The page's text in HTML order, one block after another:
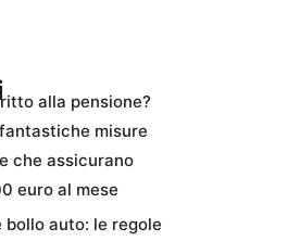
alla pensione?
misure
che assicurano
euro al mese
bollo auto: le regole